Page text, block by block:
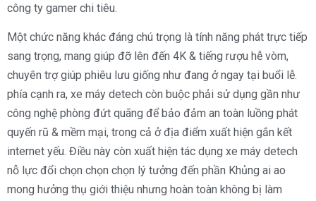
công ty gamer chi tiêu.
Một chức năng khác đáng chú trọng là tính năng phát trực tiếp
sang trọng, mang giúp đỡ lên đến 4K & tiếng rượu hễ vòm,
chuyên trợ giúp phiêu lưu giống như đang ở ngay tại buổi lễ.
phía cạnh ra, xe máy detech còn buộc phải sử dụng gần như
công nghệ phòng đứt quãng để bảo đảm an toàn luồng phát
quyến rũ & mềm mại, trong cả ở địa điểm xuất hiện gắn kết
internet yếu. Điều này còn xuất hiện tác dụng xe máy detech
nỗ lực đổi chọn chọn chọn lý tưởng đến phần Khủng ai ao
mong hưởng thụ giới thiệu nhưng hoàn toàn không bị làm